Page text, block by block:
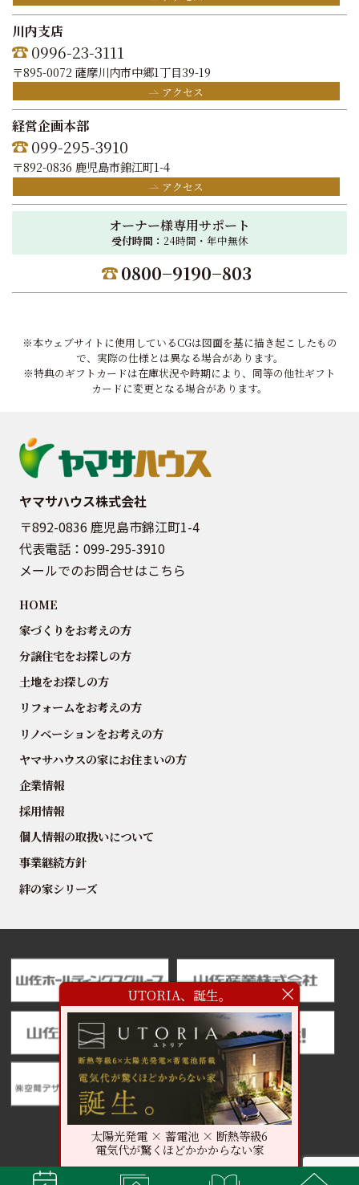
川内支店
0996-23-3111
〒895-0072 薩摩川内市中郷1丁目39-19
アクセス
経営企画本部
099-295-3910
〒892-0836 鹿児島市錦江町1-4
アクセス
オーナー様専用サポート
受付時間： 24時間・年中無休
0800−9190−803
※本ウェブサイトに使用しているCGは図面を基に描き起こしたもの
で、実際の仕様とは異なる場合があります。
※特典のギフトカードは在庫状況や時期により、同等の他社ギフト
カードに変更となる場合があります。
ヤマサハウス株式会社
〒892-0836 鹿児島市錦江町1-4
代表電話： 099-295-3910
メールでのお問合せはこちら
HOME
家づくりをお考えの方
分譲住宅をお探しの方
土地をお探しの方
リフォームをお考えの方
リノベーションをお考えの方
ヤマサハウスの家にお住まいの方
企業情報
採用情報
個人情報の取扱いについて
事業継続方針
絆の家シリーズ
UTORIA、誕生。
太陽光発電 × 蓄電池 × 断熱等級6
電気代が驚くほどかかからない家